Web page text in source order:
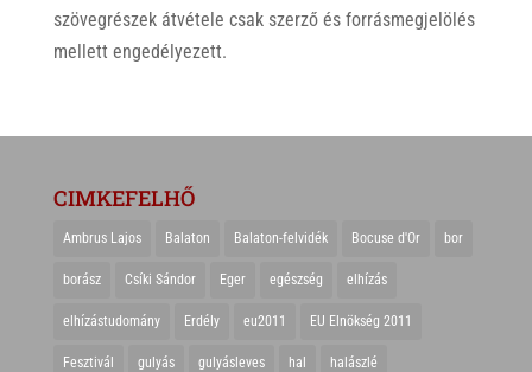
szövegrészek átvétele csak szerző és forrásmegjelölés
mellett engedélyezett.
CIMKEFELHŐ
Ambrus Lajos Balaton Balaton-felvidék Bocuse d'Or bor
borász Csíki Sándor Eger egészség elhízás
elhízástudomány Erdély eu2011 EU Elnökség 2011
Fesztivál gulyás gulyásleves hal halászlé